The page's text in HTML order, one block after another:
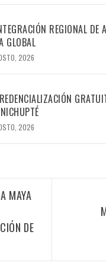
REGIONAL DE
GLOBAL
2026
2026
MAYA
DE